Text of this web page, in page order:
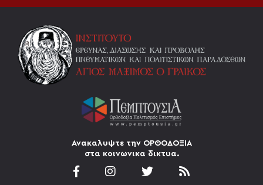
Ανακαλυψτε την ΟΡΘΟΔΟΞΙΑ
στα κοινωνικα δικτυα.